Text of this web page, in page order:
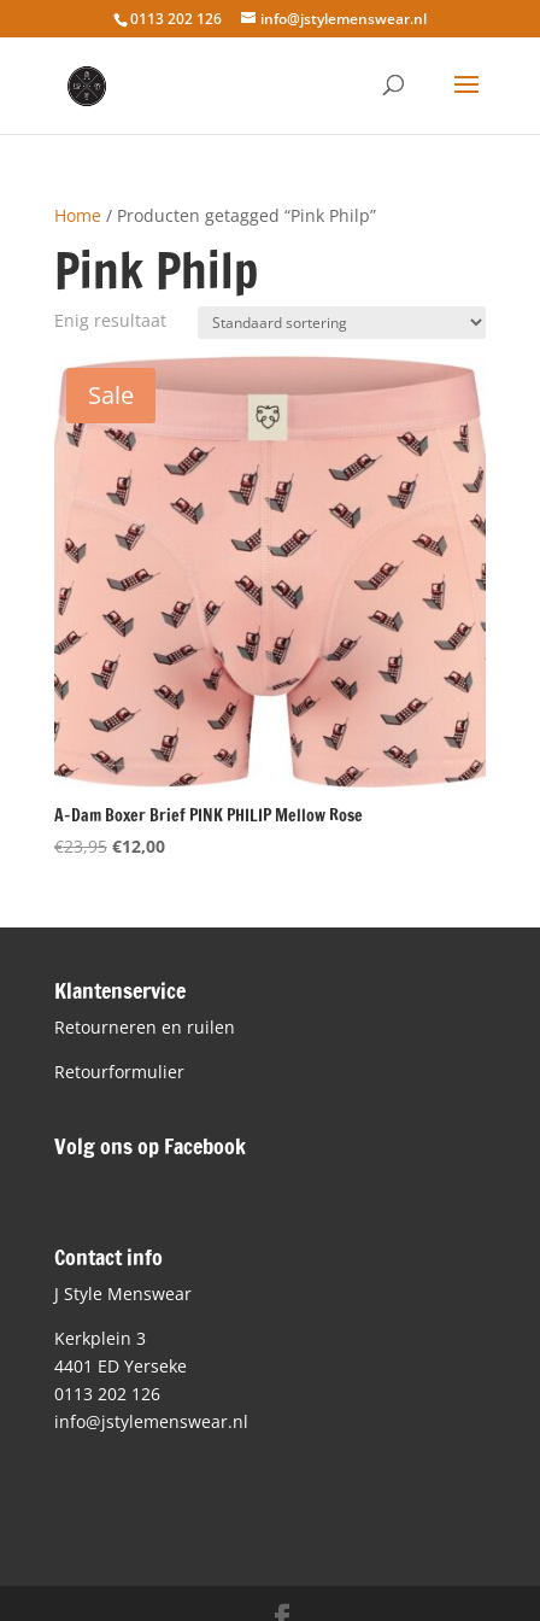
0113 202 126 info@jstylemenswear.nl
Home/ Producten getagged “Pink Philp”
Pink Philp
Enig resultaat
Sale
A-Dam Boxer Brief PINK PHILIP Mellow Rose
€23,95 Oorspronkelijke
€23,95.
€12,00Huidige
€12,00.
Klantenservice
Retourneren en ruilen
Retourformulier
Volg ons op Facebook
Contact info
J Style Menswear
Kerkplein 3
4401 ED Yerseke
0113 202 126
info@jstylemenswear.nl